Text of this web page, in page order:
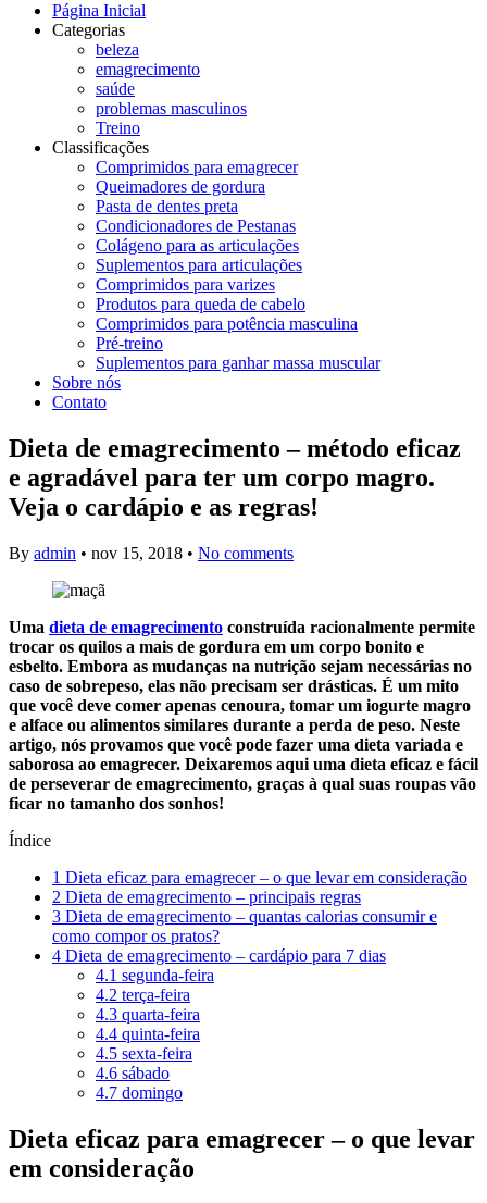
Página Inicial
Categorias
beleza
emagrecimento
saúde
problemas masculinos
Treino
Classificações
Comprimidos para emagrecer
Queimadores de gordura
Pasta de dentes preta
Condicionadores de Pestanas
Colágeno para as articulações
Suplementos para articulações
Comprimidos para varizes
Produtos para queda de cabelo
Comprimidos para potência masculina
Pré-treino
Suplementos para ganhar massa muscular
Sobre nós
Contato
Dieta de emagrecimento – método eficaz
e agradável para ter um corpo magro.
Veja o cardápio e as regras!
By admin • nov 15, 2018 • No comments
Uma dieta de emagrecimento construída racionalmente permite
trocar os quilos a mais de gordura em um corpo bonito e
esbelto. Embora as mudanças na nutrição sejam necessárias no
caso de sobrepeso, elas não precisam ser drásticas. É um mito
que você deve comer apenas cenoura, tomar um iogurte magro
e alface ou alimentos similares durante a perda de peso. Neste
artigo, nós provamos que você pode fazer uma dieta variada e
saborosa ao emagrecer. Deixaremos aqui uma dieta eficaz e fácil
de perseverar de emagrecimento, graças à qual suas roupas vão
ficar no tamanho dos sonhos!
Índice
1 Dieta eficaz para emagrecer – o que levar em consideração
2 Dieta de emagrecimento – principais regras
3 Dieta de emagrecimento – quantas calorias consumir e
como compor os pratos?
4 Dieta de emagrecimento – cardápio para 7 dias
4.1 segunda-feira
4.2 terça-feira
4.3 quarta-feira
4.4 quinta-feira
4.5 sexta-feira
4.6 sábado
4.7 domingo
Dieta eficaz para emagrecer – o que levar
em consideração